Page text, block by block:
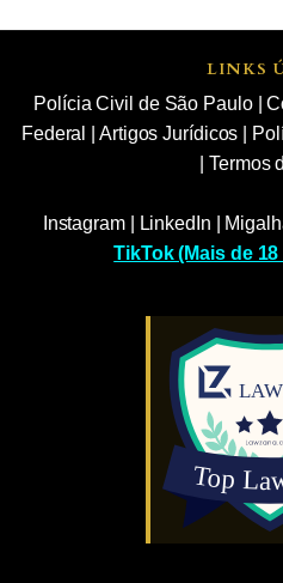
LINKS
Polícia Civil de São Paulo|
Federal
Artigos Jurídicos
|Termos
Instagram| LinkedIn
TikTok (Mais de